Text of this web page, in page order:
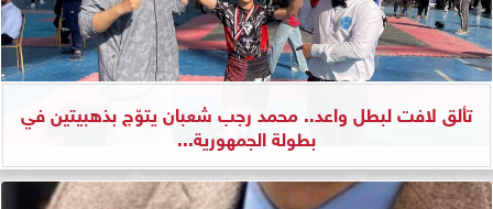
تألق لافت لبطل واعد.. محمد رجب شعبان يتوّج بذهبيتين في
بطولة الجمهورية...